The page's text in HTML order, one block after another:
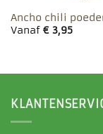
Ancho chili
Vanaf €3,95